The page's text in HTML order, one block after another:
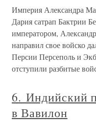
Империя Александра
Дария сатрап Бактрии
императором,
направил свое войско
Персии Персеполь и
отступили разбитые
6. Индийский
в Вавилон